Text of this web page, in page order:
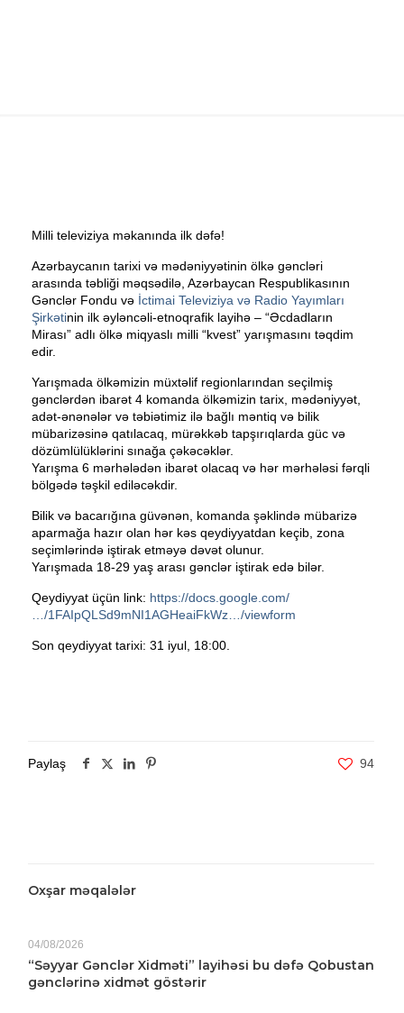
Milli televiziya məkanında ilk dəfə!
Azərbaycanın tarixi və mədəniyyətinin ölkə gəncləri
arasında təbliği məqsədilə, Azərbaycan Respublikasının
Gənclər Fondu və İctimai Televiziya və Radio Yayımları
Şirkətinin ilk əyləncəli-etnoqrafik layihə – “Əcdadların
Mirası” adlı ölkə miqyaslı milli “kvest” yarışmasını təqdim
edir.
Yarışmada ölkəmizin müxtəlif regionlarından seçilmiş
gənclərdən ibarət 4 komanda ölkəmizin tarix, mədəniyyət,
adət-ənənələr və təbiətimiz ilə bağlı məntiq və bilik
mübarizəsinə qatılacaq, mürəkkəb tapşırıqlarda güc və
dözümlülüklərini sınağa çəkəcəklər.
Yarışma 6 mərhələdən ibarət olacaq və hər mərhələsi fərqli
bölgədə təşkil ediləcəkdir.
Bilik və bacarığına güvənən, komanda şəklində mübarizə
aparmağa hazır olan hər kəs qeydiyyatdan keçib, zona
seçimlərində iştirak etməyə dəvət olunur.
Yarışmada 18-29 yaş arası gənclər iştirak edə bilər.
Qeydiyyat üçün link: https://docs.google.com/
…/1FAIpQLSd9mNI1AGHeaiFkWz…/viewform
Son qeydiyyat tarixi: 31 iyul, 18:00.
Paylaş 94
Oxşar məqalələr
04/08/2026
“Səyyar Gənclər Xidməti” layihəsi bu dəfə Qobustan
gənclərinə xidmət göstərir